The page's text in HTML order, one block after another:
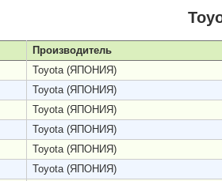
Производитель
Toyota (ЯПОНИЯ)
Toyota (ЯПОНИЯ)
Toyota (ЯПОНИЯ)
Toyota (ЯПОНИЯ)
Toyota (ЯПОНИЯ)
Toyota (ЯПОНИЯ)